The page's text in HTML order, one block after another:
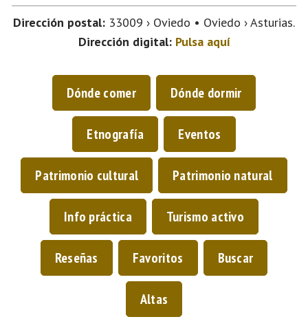
Dirección postal: 33009 › Oviedo • Oviedo › Asturias.
Dirección digital: Pulsa aquí
Dónde comer Dónde dormir
Etnografía Eventos
Patrimonio cultural Patrimonio natural
Info práctica Turismo activo
Reseñas Favoritos Buscar
Altas